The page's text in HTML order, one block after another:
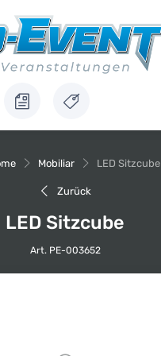
Mobiliar LED Sitzcube
Zurück
LED Sitzcube
Art. PE-003652